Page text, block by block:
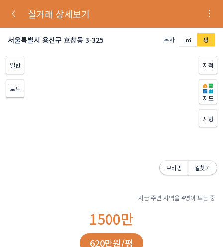
실거래 상세보기
서울특별시 용산구 효창동 3-325 복사 ㎡ 평
일반
로드
지적
지도
지형
브리핑 길찾기
지금 주변 지역을4명이 보는 중
1500만
620만원/평